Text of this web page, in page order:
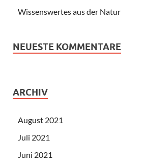
Wissenswertes aus der Natur
NEUESTE KOMMENTARE
ARCHIV
August 2021
Juli 2021
Juni 2021